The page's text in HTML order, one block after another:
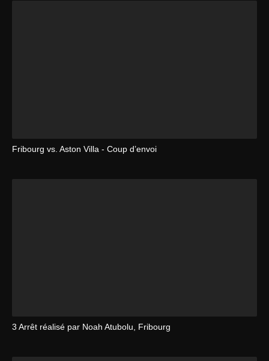
Fribourg vs. Aston Villa - Coup d’envoi
3 Arrêt réalisé par Noah Atubolu, Fribourg